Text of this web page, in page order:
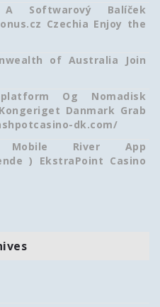
Softwarový Balíček
Czechia Enjoy the
of Australia Join
Og Nomadisk
Danmark Grab
dk.com/
Mobile River App
) EkstraPoint Casino